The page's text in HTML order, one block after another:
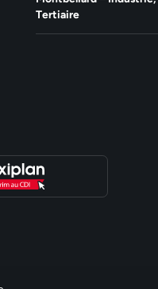
Tertiaire